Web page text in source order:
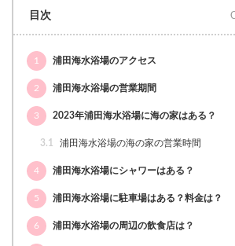
目次
1 浦田海水浴場のアクセス
2 浦田海水浴場の営業期間
3 2023年浦田海水浴場に海の家はある？
3.1 浦田海水浴場の海の家の営業時間
4 浦田海水浴場にシャワーはある？
5 浦田海水浴場に駐車場はある？料金は？
6 浦田海水浴場の周辺の飲食店は？